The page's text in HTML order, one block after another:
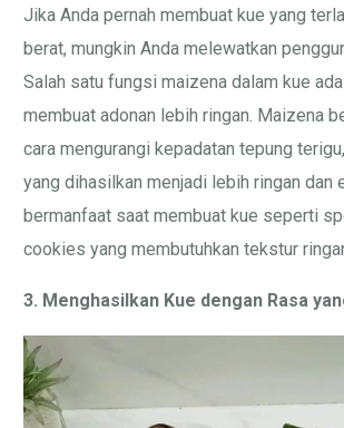
Jika Anda pernah membuat kue yang
berat, mungkin Anda melewatkan
Salah satu fungsi maizena dalam kue
membuat adonan lebih ringan. Maizena
cara mengurangi kepadatan tepung
yang dihasilkan menjadi lebih ringan dan
bermanfaat saat membuat kue seperti
cookies yang membutuhkan tekstur
3. Menghasilkan Kue dengan Rasa